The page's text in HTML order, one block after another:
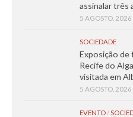
assinalar três
5 AGOSTO, 2026
SOCIEDADE
Exposição
Recife do
visitada em
5 AGOSTO, 2026
EVENTO/